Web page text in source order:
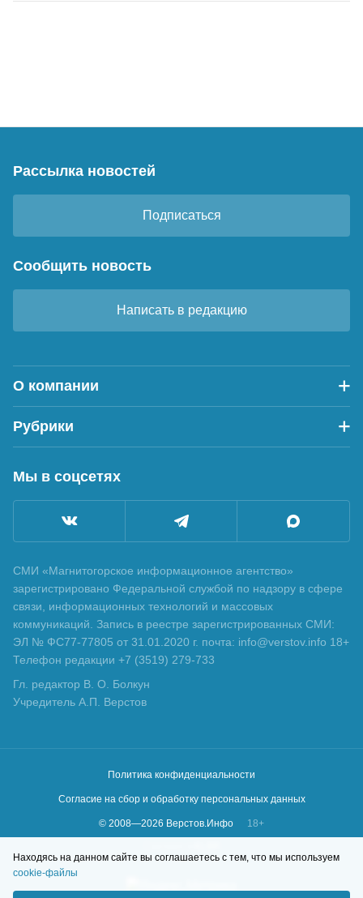
Рассылка новостей
Подписаться
Сообщить новость
Написать в редакцию
О компании
Рубрики
Мы в соцсетях
СМИ «Магнитогорское информационное агентство»
зарегистрировано Федеральной службой по надзору в сфере
связи, информационных технологий и массовых
коммуникаций. Запись в реестре зарегистрированных СМИ:
ЭЛ № ФС77-77805 от 31.01.2020 г. почта: info@verstov.info 18+
Телефон редакции +7 (3519) 279-733
Гл. редактор В. О. Болкун
Учредитель А.П. Верстов
Политика конфиденциальности
Согласие на сбор и обработку персональных данных
© 2008—2026 Верстов.Инфо
18+
Находясь на данном сайте вы соглашаетесь с тем, что мы используем
cookie-файлы